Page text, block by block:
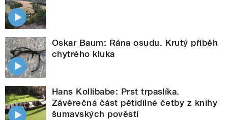
Oskar Baum: Rána osudu. Krutý příběh
chytrého kluka
Hans Kollibabe: Prst trpaslíka.
Závěrečná část pětidílné četby z knihy
šumavských pověstí